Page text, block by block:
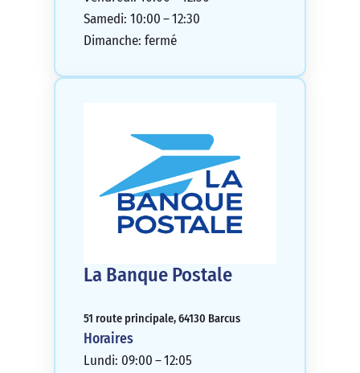
Samedi: 10:00 – 12:30
Dimanche: fermé
La Banque Postale
51 route principale, 64130 Barcus
Horaires
Lundi: 09:00 – 12:05